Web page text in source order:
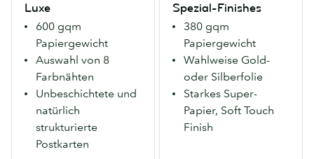
Luxe
600 gqm
Papiergewicht
Auswahl von 8
Farbnähten
Unbeschichtete und
natürlich
strukturierte
Postkarten
mit
Farbnaht
Wahl.
Unbeschichtet,
damit
Spezial-Finishes
380 gqm
Papiergewicht
Wahlweise Gold-
oder Silberfolie
Starkes Super-
Papier, Soft Touch
Finish
Papier,
das
einen
starken
ersten
Eindruck
macht.
Erhältlich